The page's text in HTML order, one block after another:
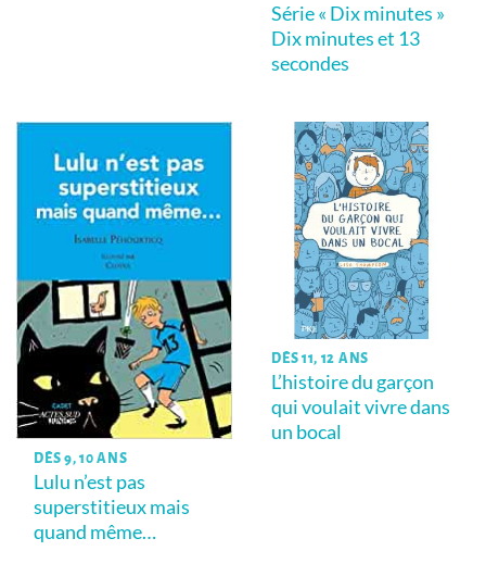
Série « Dix minutes »
Dix minutes et 13
secondes
DÈS 9, 10 ANS
Lulu n’est pas
superstitieux mais
quand même…
DÈS 11, 12 ANS
L’histoire du garçon
qui voulait vivre dans
un bocal